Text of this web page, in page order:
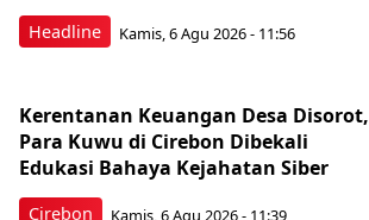
Headline Kamis, 6 Agu 2026 - 11:56
Cirebon
Kerentanan Keuangan Desa Disorot,
Para Kuwu di Cirebon Dibekali
Edukasi Bahaya Kejahatan Siber
Kamis, 6 Agu 2026 - 11:39